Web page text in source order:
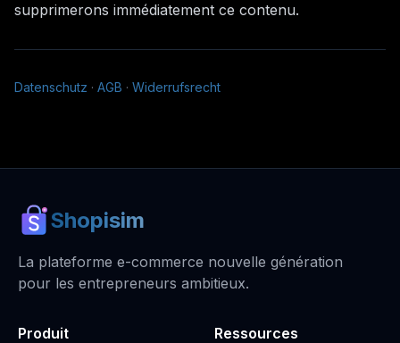
supprimerons immédiatement ce contenu.
Datenschutz · AGB · Widerrufsrecht
Shopisim
La plateforme e-commerce nouvelle génération
pour les entrepreneurs ambitieux.
Produit
Ressources